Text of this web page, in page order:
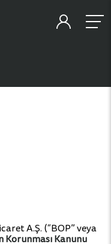
A.Ş. (“BOP” veya
Korunması Kanunu